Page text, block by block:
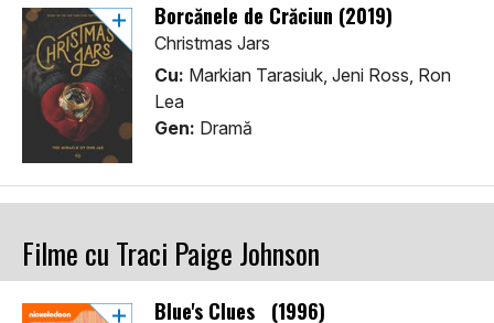
Borcănele de Crăciun (2019)
Christmas Jars
Cu: Markian Tarasiuk, Jeni Ross, Ron
Lea
Gen: Dramă
Filme cu Traci Paige Johnson
Blue's Clues (1996)